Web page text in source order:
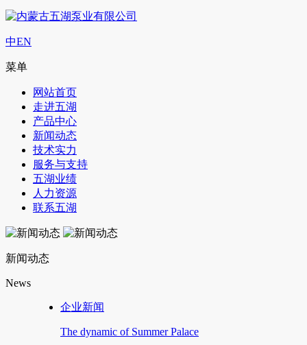
中EN
菜单
网站首页
走进五湖
产品中心
新闻动态
技术实力
服务与支持
五湖业绩
人力资源
联系五湖
新闻动态
News
企业新闻
The dynamic of Summer Palace